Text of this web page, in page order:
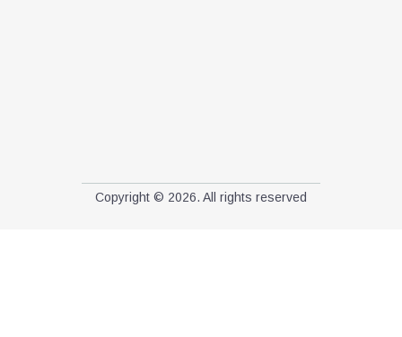
Copyright © 2026. All rights reserved